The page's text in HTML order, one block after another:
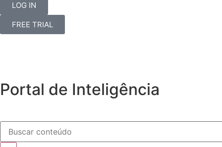
LOG IN
FREE TRIAL
Portal de Inteligência